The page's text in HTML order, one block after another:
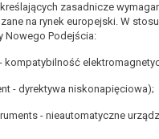
zasadnicze
na rynek europejski. W
Nowego Podejścia:
kompatybilność
- dyrektywa niskonapięciowa);
- nieautomatyczne